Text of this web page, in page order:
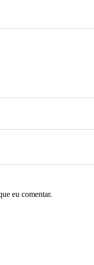
eu comentar.